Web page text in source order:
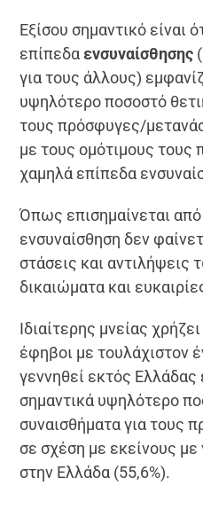
Εξίσου σημαντικό είναι
επίπεδα ενσυναίσθησης
για τους άλλους)
υψηλότερο ποσοστό
τους πρόσφυγες/
με τους ομότιμους τους
χαμηλά επίπεδα
Όπως επισημαίνεται
ενσυναίσθηση δεν
στάσεις και αντιλήψεις
δικαιώματα και
Ιδιαίτερης μνείας
έφηβοι με τουλάχιστον
γεννηθεί εκτός
σημαντικά υψηλότερο
συναισθήματα για τους
σε σχέση με εκείνους με
στην Ελλάδα (55,6%).